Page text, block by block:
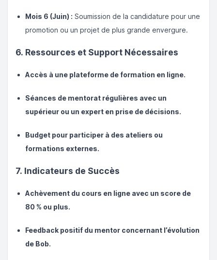
Mois 6 (Juin) : Soumission de la candidature pour une
promotion ou un projet de plus grande envergure.
6. Ressources et Support Nécessaires
Accès à une plateforme de formation en ligne.
Séances de mentorat régulières avec un
supérieur ou un expert en prise de décisions.
Budget pour participer à des ateliers ou
formations externes.
7. Indicateurs de Succès
Achèvement du cours en ligne avec un score de
80 % ou plus.
Feedback positif du mentor concernant l’évolution
de Bob.